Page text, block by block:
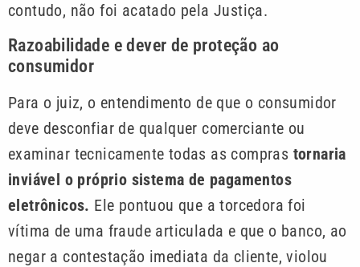
contudo, não foi acatado pela Justiça.
Razoabilidade e dever de proteção ao
consumidor
Para o juiz, o entendimento de que o consumidor
deve desconfiar de qualquer comerciante ou
examinar tecnicamente todas as compras tornaria
inviável o próprio sistema de pagamentos
eletrônicos. Ele pontuou que a torcedora foi
vítima de uma fraude articulada e que o banco, ao
negar a contestação imediata da cliente, violou